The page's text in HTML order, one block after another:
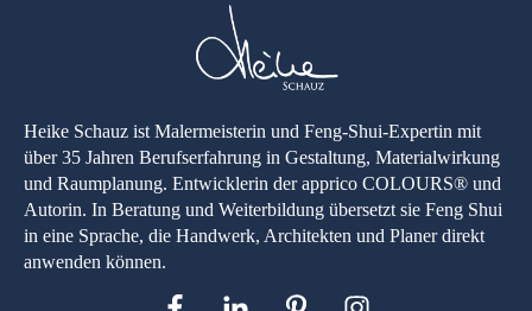
Heike Schauz ist Malermeisterin und Feng-Shui-Expertin mit
über 35 Jahren Berufserfahrung in Gestaltung, Materialwirkung
und Raumplanung. Entwicklerin der apprico COLOURS® und
Autorin. In Beratung und Weiterbildung übersetzt sie Feng Shui
in eine Sprache, die Handwerk, Architekten und Planer direkt
anwenden können.